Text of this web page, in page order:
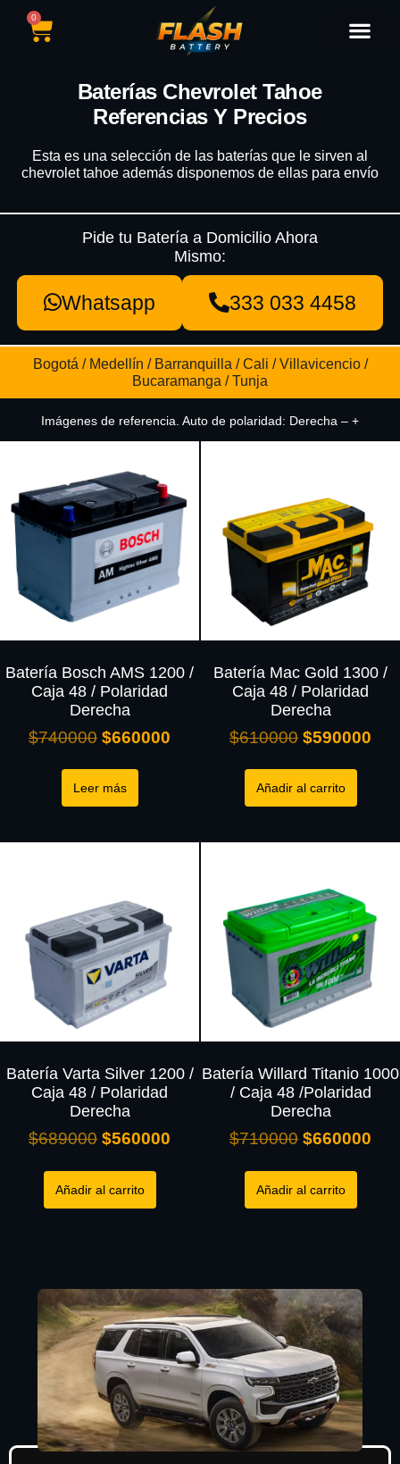
0
Baterías Chevrolet Tahoe
Referencias Y Precios
Esta es una selección de las baterías que le sirven al
chevrolet tahoe además disponemos de ellas para envío
Pide tu Batería a Domicilio Ahora
Mismo:
Whatsapp 333 033 4458
Bogotá / Medellín / Barranquilla / Cali / Villavicencio /
Bucaramanga / Tunja
Imágenes de referencia. Auto de polaridad: Derecha – +
Batería Bosch AMS 1200 /
Caja 48 / Polaridad
Derecha
$740000 $660000
Leer más
Batería Mac Gold 1300 /
Caja 48 / Polaridad
Derecha
$610000 $590000
Añadir al carrito
Batería Varta Silver 1200 /
Caja 48 / Polaridad
Derecha
$689000 $560000
Añadir al carrito
Batería Willard Titanio 1000
/ Caja 48 /Polaridad
Derecha
$710000 $660000
Añadir al carrito